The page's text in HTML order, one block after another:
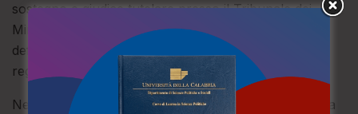
sostegno e giudice tutelare presso il Tribunale dei
Minorenni, ed è stata componente del tavolo per la
definizione del budget della Salute e del Piano
regionale della Salute Mentale.
Nel suo primo giorno da presidente, Rita Ciciarello ha